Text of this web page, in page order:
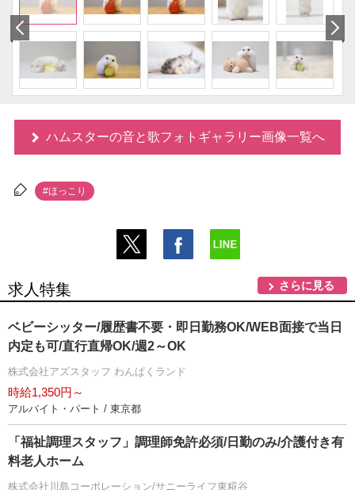
ハムスターの音と歌フォトギャラリー画像一覧へ
#ほっこり
求人特集 さらに見る
ベビーシッター/履歴書不要・即日勤務OK/WEB面接で当日
内定も可/直行直帰OK/週2～OK
株式会社アズスタッフ わんぱくランド
時給1,350円～
アルバイト・パート / 東京都
「福祉調理スタッフ」調理師免許必須/日勤のみ/介護付き有
料老人ホーム
株式会社川島コーポレーション/サニーライフ東糀谷